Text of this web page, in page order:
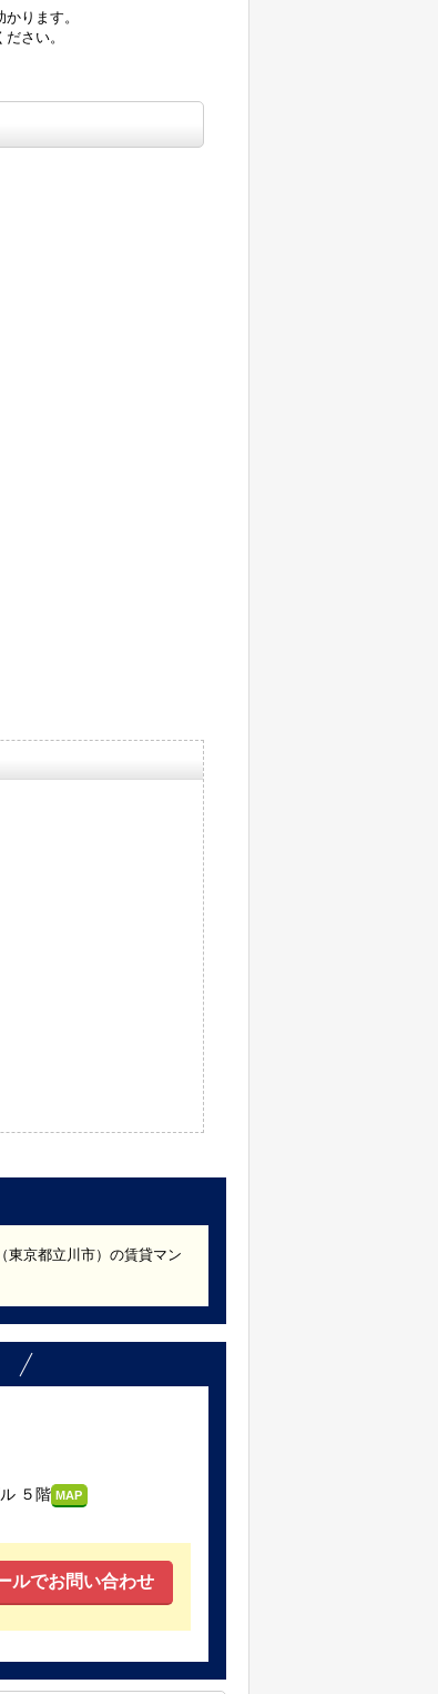
ります。
さい。
東京都立川市）の賃貸マン
５階 MAP
ルでお問い合わせ